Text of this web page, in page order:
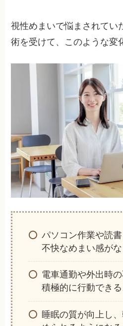
視性めまいで悩まされてい
術を受けて、このような変
パソコン作業や読
不快なめまい感が
電車通勤や外出時の
積極的に行動でき
睡眠の質が向上し